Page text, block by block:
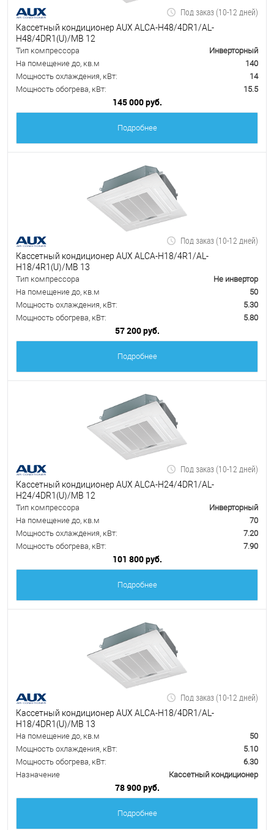
Под заказ (10-12 дней)
Кассетный кондиционер AUX ALCA-H48/4DR1/AL-
H48/4DR1(U)/MB 12
Тип компрессора
Инверторный
На помещение до, кв.м
140
Мощность охлаждения, кВт:
14
Мощность обогрева, кВт:
15.5
145 000 руб.
Подробнее
Под заказ (10-12 дней)
Кассетный кондиционер AUX ALCA-H18/4R1/AL-
H18/4R1(U)/MB 13
Тип компрессора
Не инвертор
На помещение до, кв.м
50
Мощность охлаждения, кВт:
5.30
Мощность обогрева, кВт:
5.80
57 200 руб.
Подробнее
Под заказ (10-12 дней)
Кассетный кондиционер AUX ALCA-H24/4DR1/AL-
H24/4DR1(U)/MB 12
Тип компрессора
Инверторный
На помещение до, кв.м
70
Мощность охлаждения, кВт:
7.20
Мощность обогрева, кВт:
7.90
101 800 руб.
Подробнее
Под заказ (10-12 дней)
Кассетный кондиционер AUX ALCA-H18/4DR1/AL-
H18/4DR1(U)/MB 13
На помещение до, кв.м
50
Мощность охлаждения, кВт:
5.10
Мощность обогрева, кВт:
6.30
Назначение
Кассетный кондиционер
78 900 руб.
Подробнее